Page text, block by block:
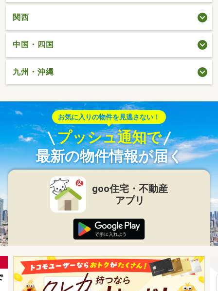
関西
中国・四国
九州・沖縄
お気に入りの物件を見逃さない！
プッシュ通知で
最新の物件情報が届く
goo住宅・不動産
アプリ